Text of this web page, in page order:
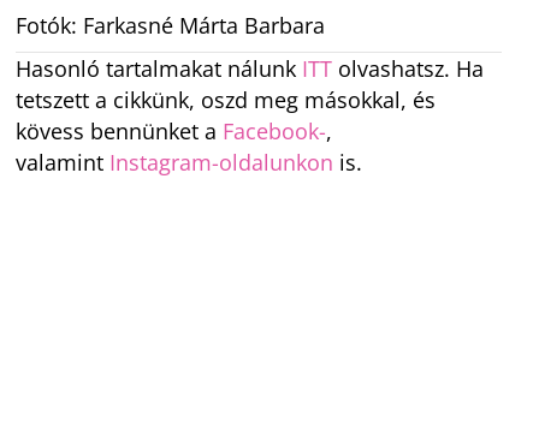
Fotók: Farkasné Márta Barbara
Hasonló tartalmakat nálunk ITT olvashatsz. Ha
tetszett a cikkünk, oszd meg másokkal, és
kövess bennünket a Facebook-,
valamint Instagram-oldalunkon is.